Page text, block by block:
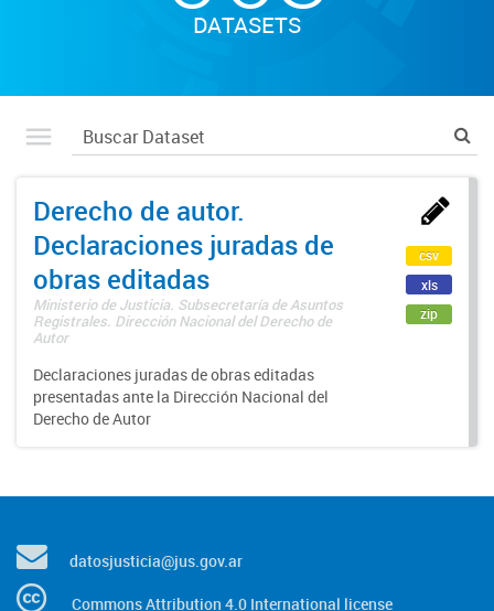
DATASETS
Derecho de autor.
Declaraciones juradas de
obras editadas
Ministerio de Justicia. Subsecretaría de Asuntos
Registrales. Dirección Nacional del Derecho de
Autor
Declaraciones juradas de obras editadas
presentadas ante la Dirección Nacional del
Derecho de Autor
csv
xls
zip
datosjusticia@jus.gov.ar
Commons Attribution 4.0 International license